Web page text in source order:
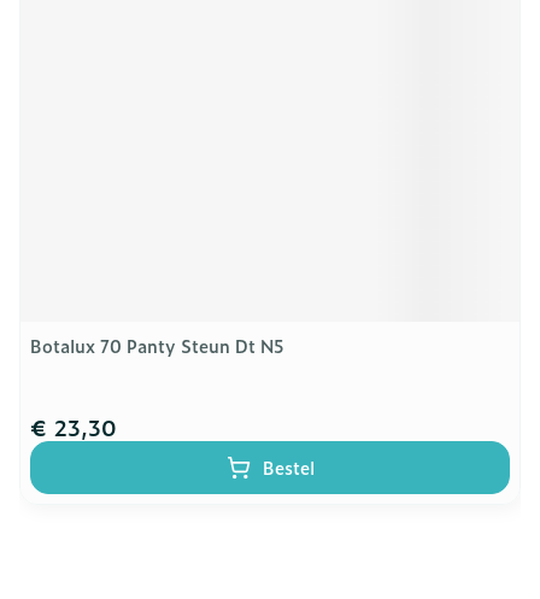
Botalux 70 Panty Steun Dt N5
€ 23,30
Bestel